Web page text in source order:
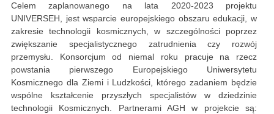
Celem zaplanowanego na lata 2020-2023 projektu
UNIVERSEH, jest wsparcie europejskiego obszaru edukacji, w
zakresie technologii kosmicznych, w szczególności poprzez
zwiększanie specjalistycznego zatrudnienia czy rozwój
przemysłu. Konsorcjum od niemal roku pracuje na rzecz
powstania pierwszego Europejskiego Uniwersytetu
Kosmicznego dla Ziemi i Ludzkości, którego zadaniem będzie
wspólne kształcenie przyszłych specjalistów w dziedzinie
technologii Kosmicznych. Partnerami AGH w projekcie są: